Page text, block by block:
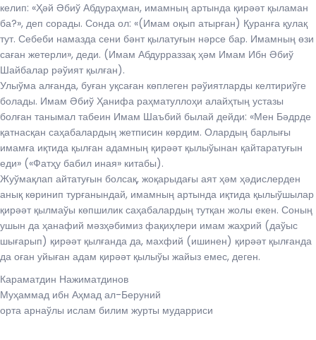
келип: «Ҳәй Әбиў Абдураҳман, имамның артында қирәәт қыламан
ба?», деп сорады. Сонда ол: «(Имам оқып атырған) Қуранға қулақ
тут. Себеби намазда сени бәнт қылатуғын нәрсе бар. Имамның өзи
саған жетерли», деди. (Имам Абдурраззақ ҳәм Имам Ибн Әбиў
Шайбалар рәўият қылған).
Улыўма алғанда, буған уқсаған көплеген рәўиятларды келтириўге
болады. Имам Әбиў Ҳанифа раҳматуллоҳи алайҳтың устазы
болған танымал табеин Имам Шаъбий былай дейди: «Мен Бәдрде
қатнасқан саҳабалардың жетписин көрдим. Олардың барлығы
имамға иқтида қылған адамның қирәәт қылыўынан қайтаратуғын
еди» («Фатҳу бабил иная» китабы).
Жуўмақлап айтатуғын болсақ, жоқарыдағы аят ҳәм ҳәдислерден
анық көринип турғанындай, имамның артында иқтида қылыўшылар
қирәәт қылмаўы көпшилик саҳабалардың тутқан жолы екен. Соның
ушын да ҳанафий мәзҳәбимиз фақиҳлери имам жаҳрий (даўыс
шығарып) қирәәт қылғанда да, махфий (ишинен) қирәәт қылғанда
да оған уйыған адам қирәәт қылыўы жайыз емес, деген.
Караматдин Нажиматдинов
Муҳаммад ибн Аҳмад ал-Беруний
орта арнаўлы ислам билим журты мударриси